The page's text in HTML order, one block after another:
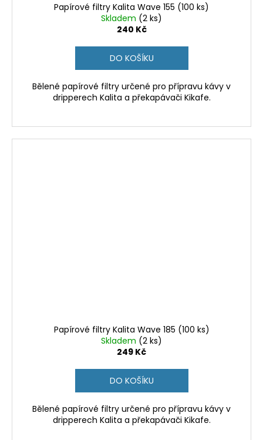
Papírové filtry Kalita Wave 155 (100 ks)
Skladem (2 ks)
240 Kč
DO KOŠÍKU
Bělené papírové filtry určené pro přípravu kávy v
dripperech Kalita a překapávači Kikafe.
Papírové filtry Kalita Wave 185 (100 ks)
Skladem (2 ks)
249 Kč
DO KOŠÍKU
Bělené papírové filtry určené pro přípravu kávy v
dripperech Kalita a překapávači Kikafe.